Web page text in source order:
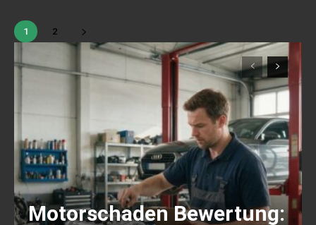
1 2
Motorschaden Bewertung: